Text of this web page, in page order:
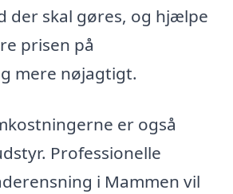
der skal gøres, og hjælpe
prisen på
mere nøjagtigt.
er også
Professionelle
i Mammen vil